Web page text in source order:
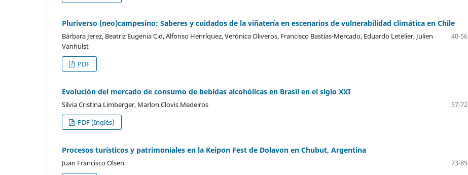
Pluriverso (neo)campesino: Saberes y cuidados de la viñatería en escenarios de vulnerabilidad climática en Chile
Bárbara Jerez, Beatriz Eugenia Cid, Alfonso Henríquez, Verónica Oliveros, Francisco Bastías-Mercado, Eduardo Letelier, Julien
Vanhulst
40-56
PDF
Evolución del mercado de consumo de bebidas alcohólicas en Brasil en el siglo XXI
Silvia Cristina Limberger, Marlon Clovis Medeiros
57-72
PDF (Inglés)
Procesos turísticos y patrimoniales en la Keipon Fest de Dolavon en Chubut, Argentina
Juan Francisco Olsen
73-89